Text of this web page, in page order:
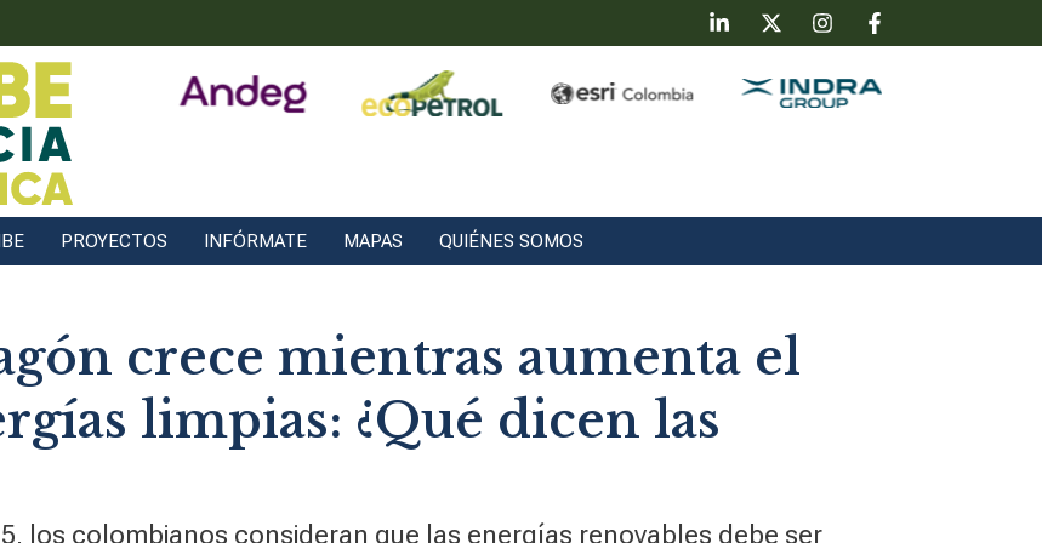
PROYECTOS INFÓRMATE MAPAS QUIÉNES SOMOS
crece mientras aumenta el
limpias: ¿Qué dicen las
los colombianos consideran que las energías renovables debe ser